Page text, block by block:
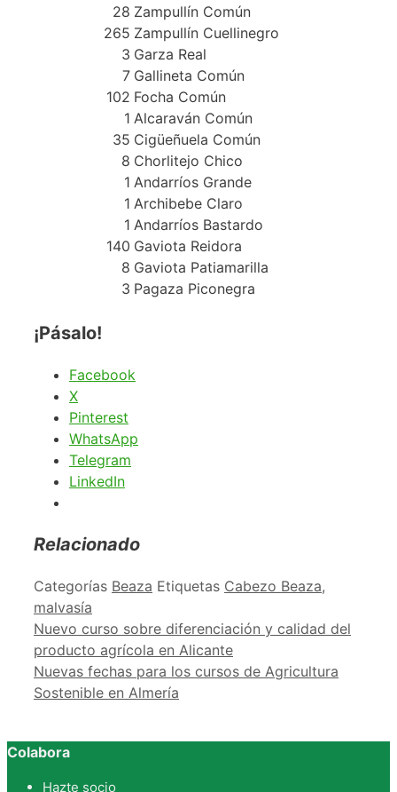
28
265
3
7
102
1
35
8
1
1
1
140
8
3
Zampullín Común
Zampullín Cuellinegro
Garza Real
Gallineta Común
Focha Común
Alcaraván Común
Cigüeñuela Común
Chorlitejo Chico
Andarríos Grande
Archibebe Claro
Andarríos Bastardo
Gaviota Reidora
Gaviota Patiamarilla
Pagaza Piconegra
¡Pásalo!
Facebook
X
Pinterest
WhatsApp
Telegram
LinkedIn
Relacionado
Categorías Beaza Etiquetas Cabezo Beaza,
malvasía
Nuevo curso sobre diferenciación y calidad del
producto agrícola en Alicante
Nuevas fechas para los cursos de Agricultura
Sostenible en Almería
Colabora
Hazte socio